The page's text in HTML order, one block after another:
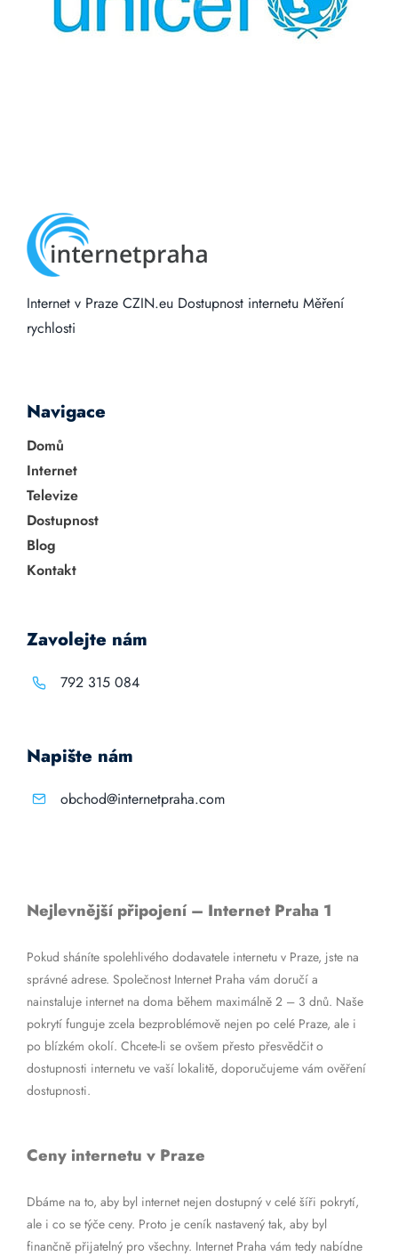
Internet v Praze CZIN.eu Dostupnost internetu Měření
rychlosti
Navigace
Domů
Internet
Televize
Dostupnost
Blog
Kontakt
Zavolejte nám
792 315 084
Napište nám
obchod@internetpraha.com
Nejlevnější připojení – Internet Praha 1
Pokud sháníte spolehlivého dodavatele internetu v Praze, jste na
správné adrese. Společnost Internet Praha vám doručí a
nainstaluje internet na doma během maximálně 2 – 3 dnů. Naše
pokrytí funguje zcela bezproblémově nejen po celé Praze, ale i
po blízkém okolí. Chcete-li se ovšem přesto přesvědčit o
dostupnosti internetu ve vaší lokalitě, doporučujeme vám ověření
dostupnosti.
Ceny internetu v Praze
Dbáme na to, aby byl internet nejen dostupný v celé šíři pokrytí,
ale i co se týče ceny. Proto je ceník nastavený tak, aby byl
finančně přijatelný pro všechny. Internet Praha vám tedy nabídne